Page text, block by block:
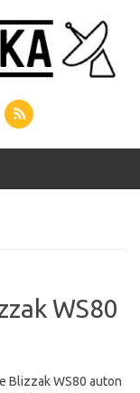
WS80
Blizzak WS80 auton